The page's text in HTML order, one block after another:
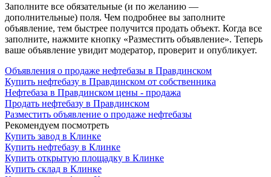
Заполните все обязательные (и по желанию —
дополнительные) поля. Чем подробнее вы заполните
объявление, тем быстрее получится продать объект. Когда все
заполните, нажмите кнопку «Разместить объявление». Теперь
ваше объявление увидит модератор, проверит и опубликует.
Объявления о продаже нефтебазы в Правдинском
Купить нефтебазу в Правдинском от собственника
Нефтебаза в Правдинском цены - продажа
Продать нефтебазу в Правдинском
Разместить объявление о продаже нефтебазы
Рекомендуем посмотреть
Купить завод в Клинке
Купить нефтебазу в Клинке
Купить открытую площадку в Клинке
Купить склад в Клинке